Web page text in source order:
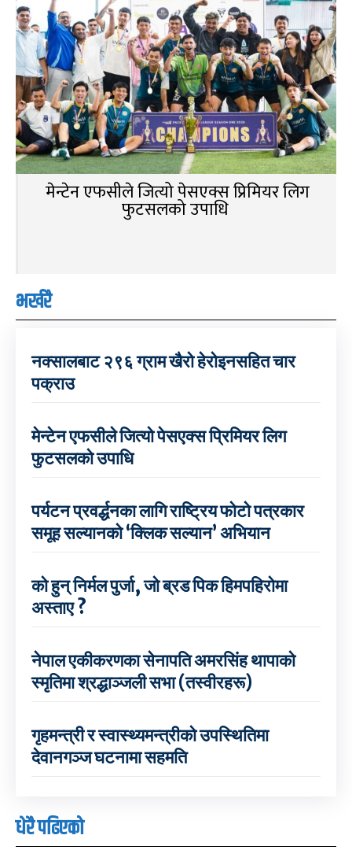
मेन्टेन एफसीले जित्यो पेसएक्स प्रिमियर लिग
फुटसलको उपाधि
भर्खरै
नक्सालबाट २९६ ग्राम खैरो हेरोइनसहित चार
पक्राउ
मेन्टेन एफसीले जित्यो पेसएक्स प्रिमियर लिग
फुटसलको उपाधि
पर्यटन प्रवर्द्धनका लागि राष्ट्रिय फोटो पत्रकार
समूह सल्यानको ‘क्लिक सल्यान’ अभियान
को हुन् निर्मल पुर्जा, जो ब्रड पिक हिमपहिरोमा
अस्ताए ?
नेपाल एकीकरणका सेनापति अमरसिंह थापाको
स्मृतिमा श्रद्धाञ्जली सभा (तस्वीरहरू)
गृहमन्त्री र स्वास्थ्यमन्त्रीको उपस्थितिमा
देवानगञ्ज घटनामा सहमति
धेरै पढिएको